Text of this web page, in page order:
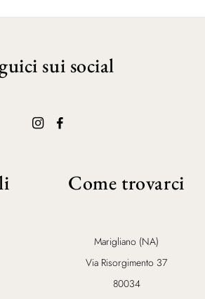
Come trovarci
Marigliano (NA)
Via Risorgimento 37
80034
sui social